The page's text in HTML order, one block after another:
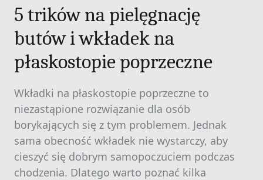
5 trików na pielęgnację
butów i wkładek na
płaskostopie poprzeczne
Wkładki na płaskostopie poprzeczne to
niezastąpione rozwiązanie dla osób
borykających się z tym problemem. Jednak
sama obecność wkładek nie wystarczy, aby
cieszyć się dobrym samopoczuciem podczas
chodzenia. Dlatego warto poznać kilka